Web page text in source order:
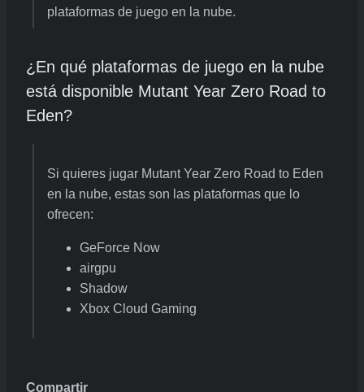
plataformas de juego en la nube.
¿En qué plataformas de juego en la nube
está disponible Mutant Year Zero Road to
Eden?
Si quieres jugar Mutant Year Zero Road to Eden
en la nube, estas son las plataformas que lo
ofrecen:
GeForce Now
airgpu
Shadow
Xbox Cloud Gaming
Compartir